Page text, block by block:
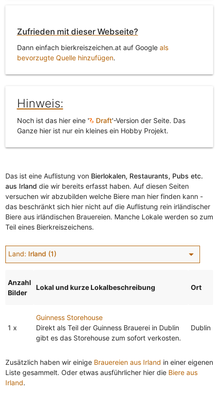
Zufrieden mit dieser Webseite?
Dann einfach bierkreiszeichen.at auf Google als
bevorzugte Quelle hinzufügen.
Hinweis:
Noch ist das hier eine ' Draft'-Version der Seite. Das
Ganze hier ist nur ein kleines ein Hobby Projekt.
Das ist eine Auflistung von Bierlokalen, Restaurants, Pubs etc.
aus Irland die wir bereits erfasst haben. Auf diesen Seiten
versuchen wir abzubilden welche Biere man hier finden kann -
das beschränkt sich hier nicht auf die Auflistung rein irländischer
Biere aus irländischen Brauereien. Manche Lokale werden so zum
Teil eines Bierkreiszeichens.
Land: Irland (1) arrow_drop_down
Anzahl
Bilder
Lokal und kurze Lokalbeschreibung Ort
1 x
Guinness Storehouse
Direkt als Teil der Guinness Brauerei in Dublin
gibt es das Storehouse zum sofort verkosten.
Dublin
Zusätzlich haben wir einige Brauereien aus Irland in einer eigenen
Liste gesammelt. Oder etwas ausführlicher hier die Biere aus
Irland.